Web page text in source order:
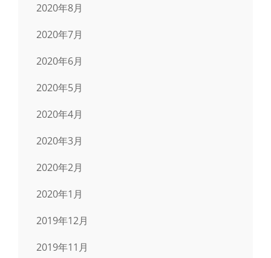
2020年8月
2020年7月
2020年6月
2020年5月
2020年4月
2020年3月
2020年2月
2020年1月
2019年12月
2019年11月